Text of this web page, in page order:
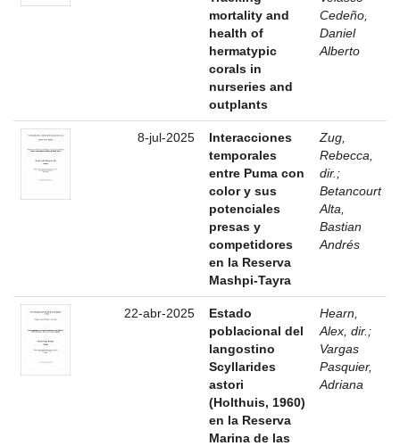
mortality and
health of
hermatypic
corals in
nurseries and
outplants
Cedeño,
Daniel
Alberto
8-jul-2025
Interacciones
temporales
entre Puma con
color y sus
potenciales
presas y
competidores
en la Reserva
Mashpi-Tayra
Zug,
Rebecca,
dir. ;
Betancourt
Alta,
Bastian
Andrés
22-abr-2025
Estado
poblacional del
langostino
Scyllarides
astori
(Holthuis, 1960)
en la Reserva
Marina de las
Hearn,
Alex, dir. ;
Vargas
Pasquier,
Adriana